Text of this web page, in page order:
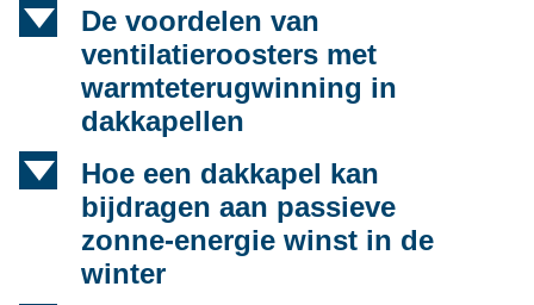
d
De voordelen van
ventilatieroosters met
warmteterugwinning in
dakkapellen
d
Hoe een dakkapel kan
bijdragen aan passieve
zonne-energie winst in de
winter